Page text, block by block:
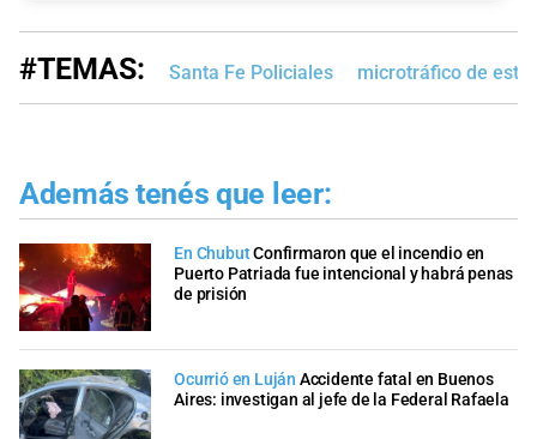
#TEMAS: Santa Fe Policiales microtráfico de
Además tenés que leer:
En ChubutConfirmaron que el incendio en
Puerto Patriada fue intencional y habrá penas
de prisión
Ocurrió en Luján Accidente fatal en Buenos
Aires: investigan al jefe de la Federal Rafaela